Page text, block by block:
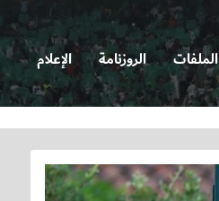
الملفات الروزنامة الإعلام